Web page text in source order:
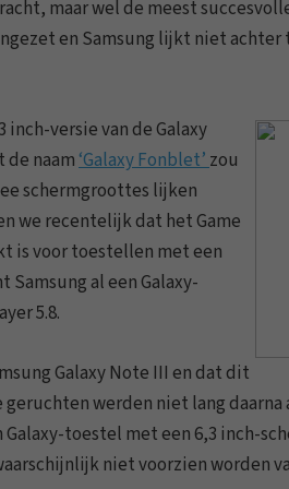
maar wel de meest
en Samsung lijkt niet
inch-versie van de Galaxy
de naam‘Galaxy Fonblet’zou
schermgroottes lijken
we recentelijk dat het Game
is voor toestellen met een
Samsung al een Galaxy-
5.8.
Galaxy Note III en dat dit
werden niet lang
toestel met een 6,3 inch-
niet voorzien worden